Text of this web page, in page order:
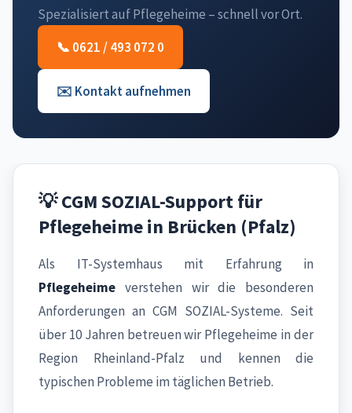
Spezialisiert auf Pflegeheime – schnell vor Ort.
📞 0621 / 493 072 0
✉️ Kontakt aufnehmen
💡 CGM SOZIAL-Support für
Pflegeheime in Brücken (Pfalz)
Als IT-Systemhaus mit Erfahrung in
Pflegeheime verstehen wir die besonderen
Anforderungen an CGM SOZIAL-Systeme. Seit
über 10 Jahren betreuen wir Pflegeheime in der
Region Rheinland-Pfalz und kennen die
typischen Probleme im täglichen Betrieb.